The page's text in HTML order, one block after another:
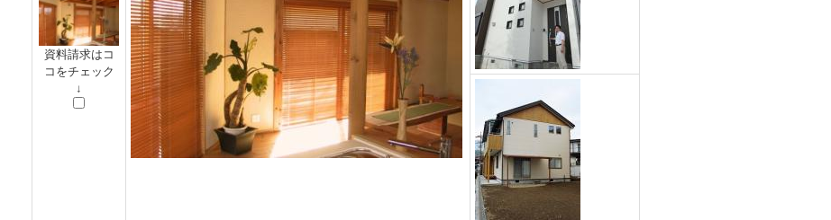
資料請求はコ
コをチェック
↓